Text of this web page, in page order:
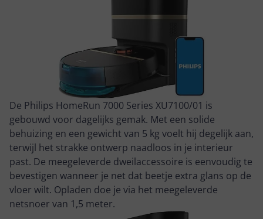
De Philips HomeRun 7000 Series XU7100/01 is
gebouwd voor dagelijks gemak. Met een solide
behuizing en een gewicht van 5 kg voelt hij degelijk aan,
terwijl het strakke ontwerp naadloos in je interieur
past. De meegeleverde dweilaccessoire is eenvoudig te
bevestigen wanneer je net dat beetje extra glans op de
vloer wilt. Opladen doe je via het meegeleverde
netsnoer van 1,5 meter.